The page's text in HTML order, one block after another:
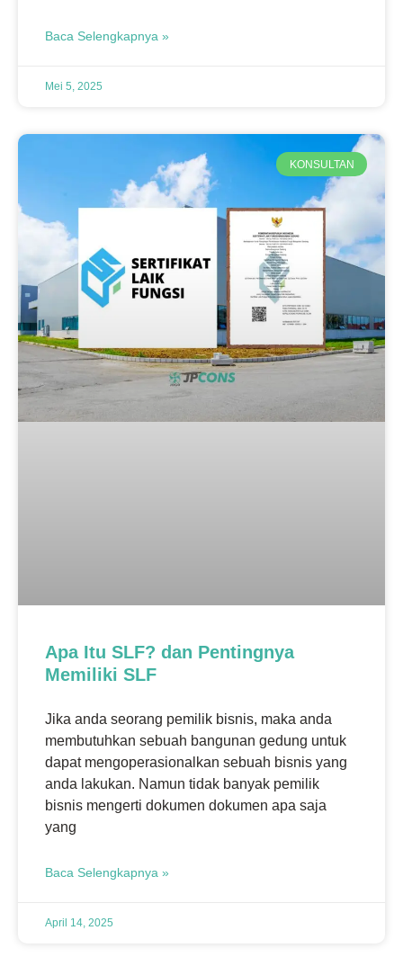
Baca Selengkapnya »
Mei 5, 2025
KONSULTAN
Apa Itu SLF? dan Pentingnya
Memiliki SLF
Jika anda seorang pemilik bisnis, maka anda
membutuhkan sebuah bangunan gedung untuk
dapat mengoperasionalkan sebuah bisnis yang
anda lakukan. Namun tidak banyak pemilik
bisnis mengerti dokumen dokumen apa saja
yang
Baca Selengkapnya »
April 14, 2025